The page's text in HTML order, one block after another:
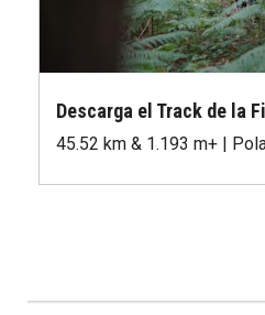
Descarga el Track de la
45.52 km & 1.193 m+ |